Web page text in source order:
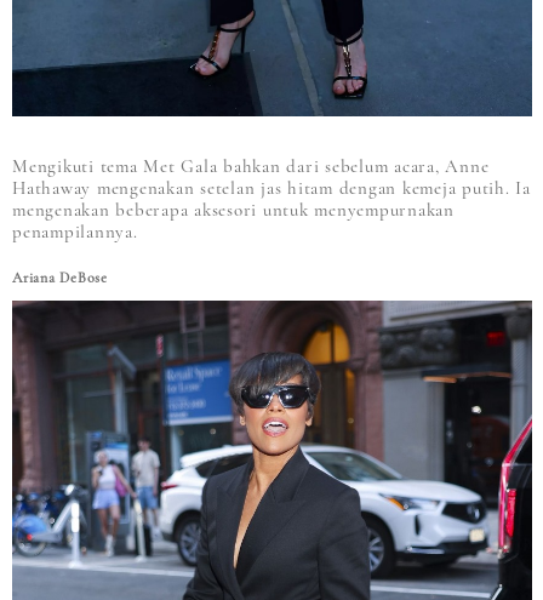
Mengikuti tema Met Gala bahkan dari sebelum acara, Anne
Hathaway mengenakan setelan jas hitam dengan kemeja putih. Ia
mengenakan beberapa aksesori untuk menyempurnakan
penampilannya.
Ariana DeBose